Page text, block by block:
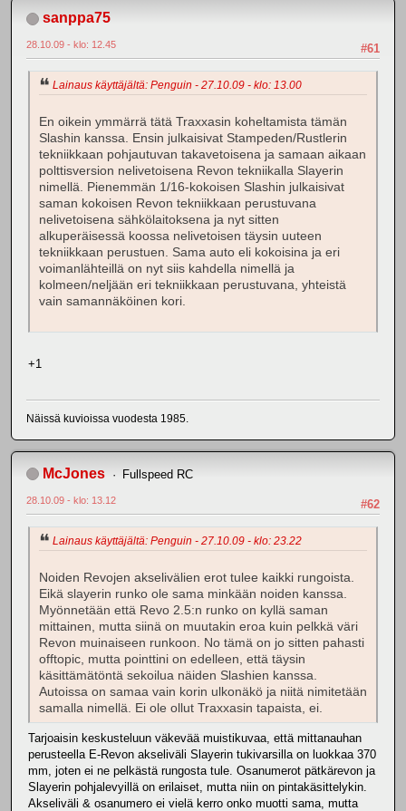
sanppa75
#61
28.10.09 - klo: 12.45
Lainaus käyttäjältä: Penguin - 27.10.09 - klo: 13.00
En oikein ymmärrä tätä Traxxasin koheltamista tämän
Slashin kanssa. Ensin julkaisivat Stampeden/Rustlerin
tekniikkaan pohjautuvan takavetoisena ja samaan aikaan
polttisversion nelivetoisena Revon tekniikalla Slayerin
nimellä. Pienemmän 1/16-kokoisen Slashin julkaisivat
saman kokoisen Revon tekniikkaan perustuvana
nelivetoisena sähkölaitoksena ja nyt sitten
alkuperäisessä koossa nelivetoisen täysin uuteen
tekniikkaan perustuen. Sama auto eli kokoisina ja eri
voimanlähteillä on nyt siis kahdella nimellä ja
kolmeen/neljään eri tekniikkaan perustuvana, yhteistä
vain samannäköinen kori.
+1
Näissä kuvioissa vuodesta 1985.
McJones Fullspeed RC
#62
28.10.09 - klo: 13.12
Lainaus käyttäjältä: Penguin - 27.10.09 - klo: 23.22
Noiden Revojen akselivälien erot tulee kaikki rungoista.
Eikä slayerin runko ole sama minkään noiden kanssa.
Myönnetään että Revo 2.5:n runko on kyllä saman
mittainen, mutta siinä on muutakin eroa kuin pelkkä väri
Revon muinaiseen runkoon. No tämä on jo sitten pahasti
offtopic, mutta pointtini on edelleen, että täysin
käsittämätöntä sekoilua näiden Slashien kanssa.
Autoissa on samaa vain korin ulkonäkö ja niitä nimitetään
samalla nimellä. Ei ole ollut Traxxasin tapaista, ei.
Tarjoaisin keskusteluun väkevää muistikuvaa, että mittanauhan
perusteella E-Revon akseliväli Slayerin tukivarsilla on luokkaa 370
mm, joten ei ne pelkästä rungosta tule. Osanumerot pätkärevon ja
Slayerin pohjalevyillä on erilaiset, mutta niin on pintakäsittelykin.
Akseliväli & osanumero ei vielä kerro onko muotti sama, mutta